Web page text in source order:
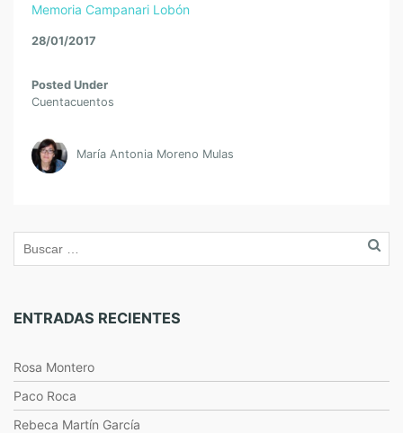
Memoria Campanari Lobón
28/01/2017
Posted Under
Cuentacuentos
María Antonia Moreno Mulas
ENTRADAS RECIENTES
Rosa Montero
Paco Roca
Rebeca Martín García